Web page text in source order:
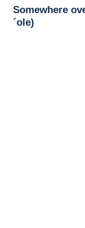
Somewhere
´ole)